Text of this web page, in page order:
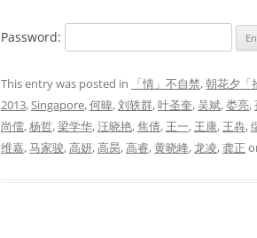
Password:
This entry was posted in 「情」不自禁,朝花夕「
2013,Singapore,何暐,刘轶群,叶圣奎,吴斌,娄亮,
尚儒,杨哲,梁学华,汪晓艳,焦倩, 王一, 王康, 王犇,
维嘉,马家骏,高妍,高昺,高睿,黄晓峰,龙凌,龚正